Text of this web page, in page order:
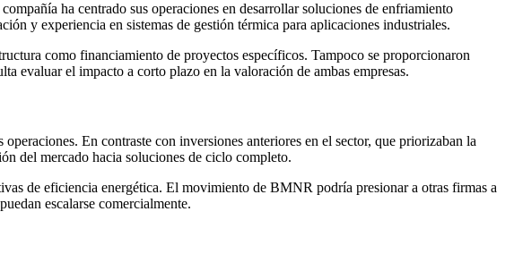
ha centrado sus operaciones en desarrollar soluciones de enfriamiento
y experiencia en sistemas de gestión térmica para aplicaciones industriales.
como financiamiento de proyectos específicos. Tampoco se proporcionaron
evaluar el impacto a corto plazo en la valoración de ambas empresas.
En contraste con inversiones anteriores en el sector, que priorizaban la
del mercado hacia soluciones de ciclo completo.
de eficiencia energética. El movimiento de BMNR podría presionar a otras firmas a
escalarse comercialmente.